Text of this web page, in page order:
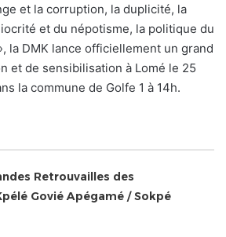
et la corruption, la duplicité, la
et du népotisme, la politique du
la DMK lance officiellement un grand
et de sensibilisation à Lomé le 25
la commune de Golfe 1 à 14h.
Retrouvailles des
Govié Apégamé / Sokpé